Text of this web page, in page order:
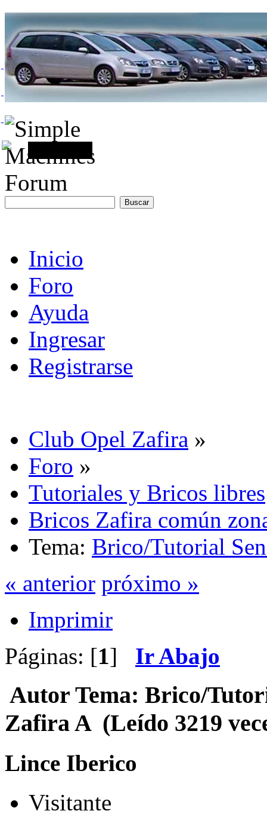
Inicio
Foro
Ayuda
Ingresar
Registrarse
Club Opel Zafira »
Foro »
Tutoriales y Bricos libres
Bricos Zafira común
Tema: Brico/Tutorial
« anterior próximo »
Imprimir
Páginas: [1] Ir Abajo
Autor Tema: Brico/
Zafira A (Leído 3219
Lince Iberico
Visitante